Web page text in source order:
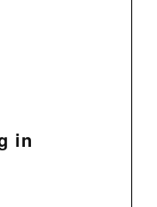
in